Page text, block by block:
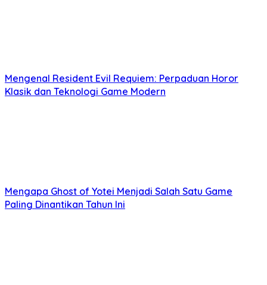
Mengenal Resident Evil Requiem: Perpaduan Horor
Klasik dan Teknologi Game Modern
Mengapa Ghost of Yotei Menjadi Salah Satu Game
Paling Dinantikan Tahun Ini